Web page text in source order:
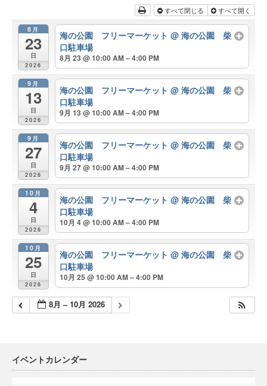
すべて閉じる すべて開く
8月
23
日
2026
海の公園 フリーマーケット@ 海の公園 柴
口駐車場
8月 23 @ 10:00 AM – 4:00 PM
9月
13
日
2026
海の公園 フリーマーケット@ 海の公園 柴
口駐車場
9月 13 @ 10:00 AM – 4:00 PM
9月
27
日
2026
海の公園 フリーマーケット@ 海の公園 柴
口駐車場
9月 27 @ 10:00 AM – 4:00 PM
10月
4
日
2026
海の公園 フリーマーケット@ 海の公園 柴
口駐車場
10月 4 @ 10:00 AM – 4:00 PM
10月
25
日
2026
海の公園 フリーマーケット@ 海の公園 柴
口駐車場
10月 25 @ 10:00 AM – 4:00 PM
8月 – 10月 2026
イベントカレンダー